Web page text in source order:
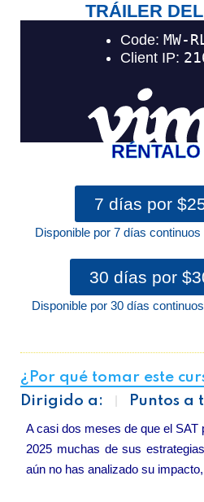
TRÁILER
7 días por
Disponible por 7 días
30 días por
Disponible por 30 días
¿Por qué tomar este
Dirigido a:
Puntos a
A casi dos meses de que el
2025 muchas de sus
aún no has analizado su